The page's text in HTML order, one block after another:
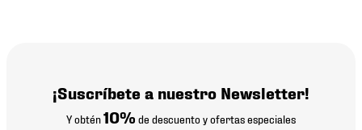
¡Suscríbete a nuestro Newsletter!
Y obtén10% de descuento y ofertas especiales